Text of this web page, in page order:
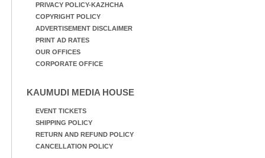
PRIVACY POLICY-KAZHCHA
COPYRIGHT POLICY
ADVERTISEMENT DISCLAIMER
PRINT AD RATES
OUR OFFICES
CORPORATE OFFICE
KAUMUDI MEDIA HOUSE
EVENT TICKETS
SHIPPING POLICY
RETURN AND REFUND POLICY
CANCELLATION POLICY